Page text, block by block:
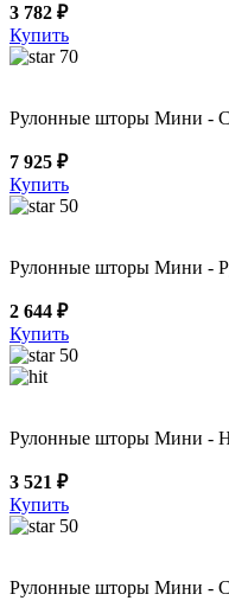
3 782 ₽
Купить
70
Рулонные шторы Мини -
7 925 ₽
Купить
50
Рулонные шторы Мини -
2 644 ₽
Купить
50
Рулонные шторы Мини -
3 521 ₽
Купить
50
Рулонные шторы Мини -